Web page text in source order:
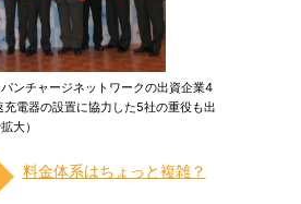
ンチャージネットワークの出資企業4
充電器の設置に協力した5社の重役も出
大）
料金体系はちょっと複雑？